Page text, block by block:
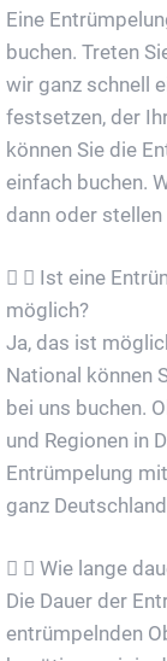
Eine
buchen. Treten
wir ganz schnell
festsetzen, der
können Sie die
einfach buchen.
dann oder
Ist eine
möglich?
Ja, das ist
National können
bei uns buchen.
und Regionen in
Entrümpelung
ganz
Wie lange
Die Dauer der
entrümpelnden